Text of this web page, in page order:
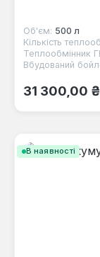
Об'єм: 500 л
Кількість
Теплообмінник
Вбудований
Звичайна
31 300,00 ₴
В наявності